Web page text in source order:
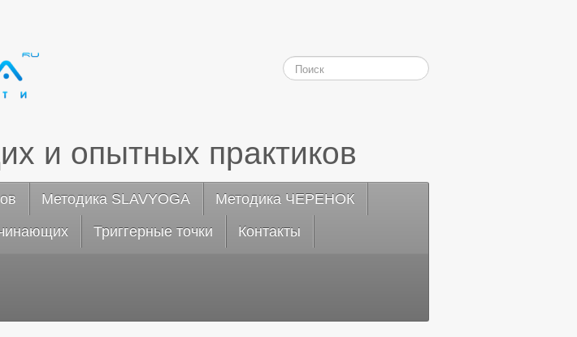
и опытных практиков
Методика SLAVYOGA
Методика ЧЕРЕНОК
Триггерные точки Контакты